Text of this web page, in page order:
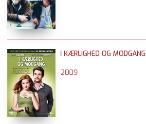
I KÆRLIGHED OG MODGANG
2009